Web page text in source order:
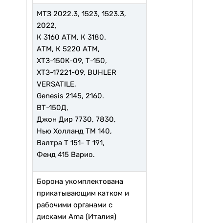
МТЗ 2022.3, 1523, 1523.3,
2022,
К 3160 АТМ, К 3180.
АТМ, К 5220 АТМ,
ХТЗ-150К-09, Т-150,
ХТЗ-17221-09, BUHLER
VERSATILE,
Genesis 2145, 2160.
ВТ-150Д,
Джон Дир 7730, 7830,
Нью Холланд TМ 140,
Валтра Т 151- Т 191,
Фенд 415 Варио.
Борона укомплектована
прикатывающим катком и
рабочими органами с
дисками Ama (Италия)